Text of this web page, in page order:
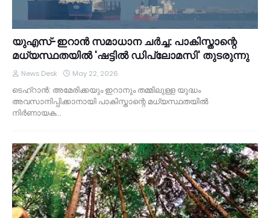
യുഎസ്-ഇറാൻ സമാധാന ചർച്ച: പാകിസ്താന്റെ
മധ്യസ്ഥതയിൽ 'ഷട്ടിൽ ഡിപ്ലോമസി' തുടരുന്നു
News Desk May 22, 2026
ടെഹ്‌റാൻ: അമേരിക്കയും ഇറാനും തമ്മിലുള്ള യുദ്ധം
അവസാനിപ്പിക്കാനായി പാകിസ്താന്റെ മധ്യസ്ഥതയിൽ
നിർണായക…